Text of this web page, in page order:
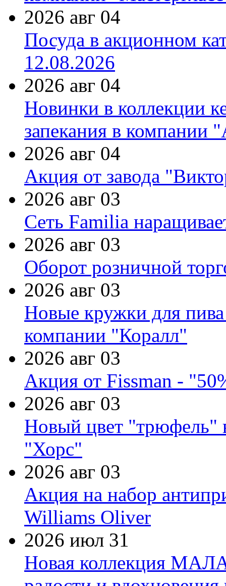
2026 авг 04
Посуда в акционном
12.08.2026
2026 авг 04
Новинки в коллекции
запекания в компании
2026 авг 04
Акция от завода
2026 авг 03
Сеть Familia
2026 авг 03
Оборот розничной
2026 авг 03
Новые кружки для
компании "Коралл"
2026 авг 03
Акция от Fissman -
2026 авг 03
Новый цвет "трюфель"
"Хорс"
2026 авг 03
Акция на набор
Williams Oliver
2026 июл 31
Новая коллекция